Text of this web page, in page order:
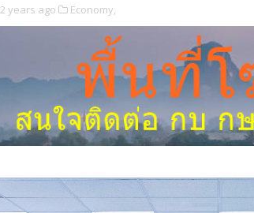
2 years ago Economy,